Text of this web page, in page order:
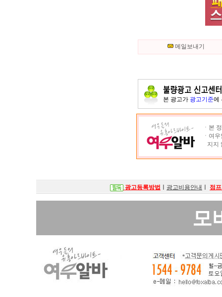
메일보내기
본 광고가 광고기준에
ㆍ본
ㆍ여
지지
광고등록방법 광고비용안내 점
모